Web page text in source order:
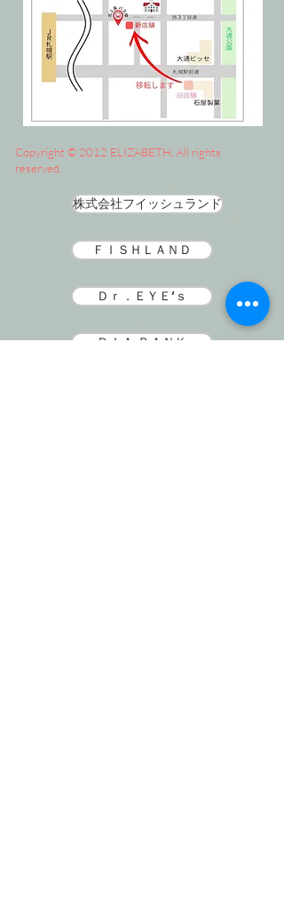
Copyright © 2012 ELIZABETH, All rights
reserved.
株式会社フイッシュランド
ＦＩＳＨＬＡＮＤ
Ｄｒ．ＥＹＥ’ｓ
ＤＩＡ ＢＡＮＫ